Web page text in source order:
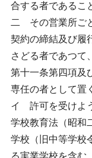
合する者であるこ
二 その営業所ご
契約の締結及び履
さどる者であつて
第十一条第四項及
専任の者として置
イ 許可を受けよ
学校教育法（昭和
学校（旧中等学校